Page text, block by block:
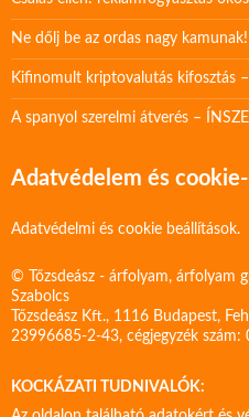
Ne dőlj be az ordas nagy
Kifinomult kriptovalutás kifosztás
A spanyol szerelmi átverés –
Adatvédelem és
Adatvédelmi és cookie beállítások.
© Tőzsdeász - árfolyam, árfolyam
Szabolcs
Tőzsdeász Kft., 1116 Budapest,
23996685-2-43, cégjegyzék
KOCKÁZATI TUDNIVALÓK: